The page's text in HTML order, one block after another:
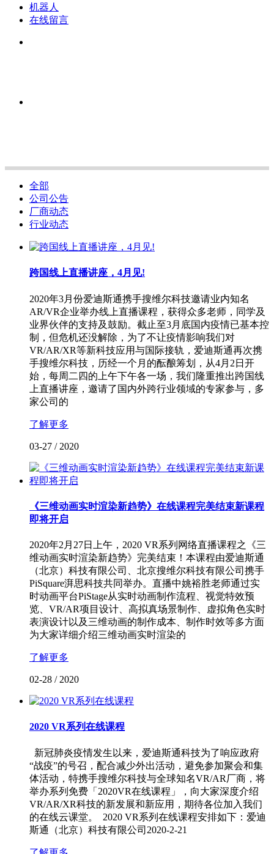
机器人
在线留言
全部
公司公告
厂商动态
行业动态
跨国线上直播讲座，4月见!
2020年3月份爱迪斯通携手搜维尔科技邀请业内知名
AR/VR企业举办线上直播课程，获得众多老师，同学及
业界伙伴的支持及鼓励。截止至3月底国内疫情已基本控
制，但危机还没解除，为了不让疫情影响我们对
VR/AR/XR等新科技应用与国际接轨，爱迪斯通再次携
手搜维尔科技，历经一个月的酝酿筹划，从4月2日开
始，每周二四的上午下午各一场，我们隆重推出跨国线
上直播讲座，邀请了国内外跨行业领域的专家参与，多
家公司的
了解更多
03-27 / 2020
《三维动画实时渲染新趋势》在线课程完美结束新课程
即将开启
2020年2月27日上午，2020 VR系列网络直播课程之《三
维动画实时渲染新趋势》完美结束！本课程由爱迪斯通
（北京）科技有限公司、北京搜维尔科技有限公司携手
PiSquare湃思科技共同举办。直播中姚裕胜老师通过实
时动画平台PiStage从实时动画制作流程、视觉特效预
览、VR/AR项目设计、高拟真场景制作、虚拟角色实时
表演设计以及三维动画的制作成本、制作时效等多方面
为大家详细介绍三维动画实时渲染的
了解更多
02-28 / 2020
2020 VR系列在线课程
新冠肺炎疫情发生以来，爱迪斯通科技为了响应政府
“战疫”的号召，配合减少外出活动，避免参加聚会和集
体活动，特携手搜维尔科技与全球知名VR/AR厂商，将
举办系列免费「2020VR在线课程」，向大家深度介绍
VR/AR/XR科技的新发展和新应用，期待各位加入我们
的在线云课堂。 2020 VR系列在线课程安排如下：爱迪
斯通（北京）科技有限公司2020-2-21